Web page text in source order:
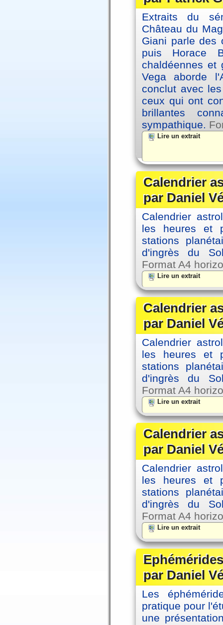
Extraits du
Château du
Giani parle des
puis Horace
chaldéennes et
Vega aborde
conclut avec
ceux qui ont
brillantes
sympathique.
Lire un extrait
Calendrier
par Daniel
Calendrier
les heures et
stations
d'ingrès du
Format A4
Lire un extrait
Calendrier
par Daniel
Calendrier
les heures et
stations
d'ingrès du
Format A4
Lire un extrait
Calendrier
par Daniel
Calendrier
les heures et
stations
d'ingrès du
Format A4
Lire un extrait
par Daniel
Les
pratique pour
une